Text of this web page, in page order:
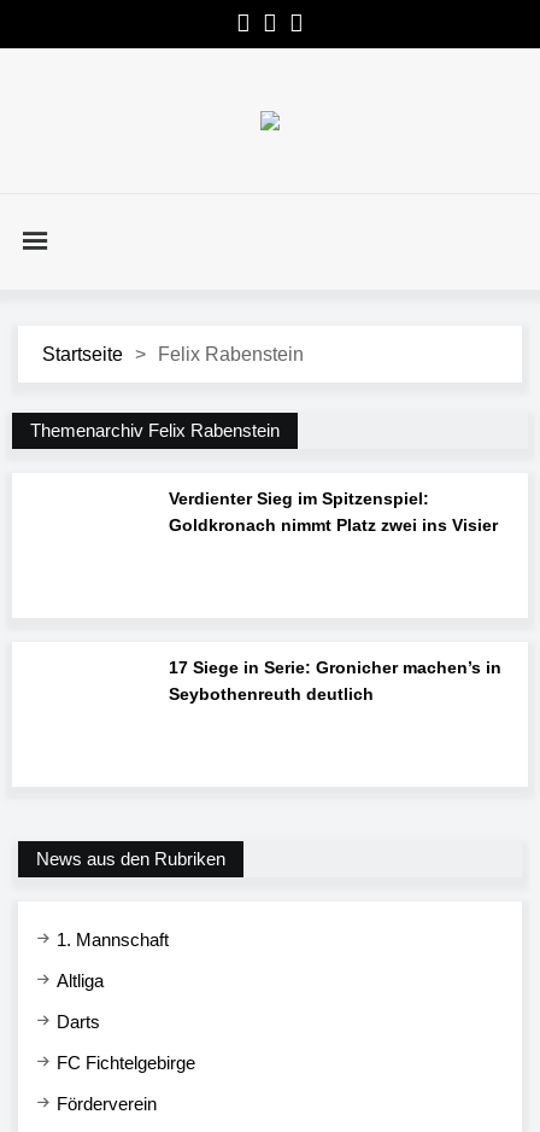
Startseite > Felix Rabenstein
Themenarchiv Felix Rabenstein
Verdienter Sieg im Spitzenspiel:
Goldkronach nimmt Platz zwei ins Visier
17 Siege in Serie: Gronicher machen’s in
Seybothenreuth deutlich
News aus den Rubriken
1. Mannschaft
Altliga
Darts
FC Fichtelgebirge
Förderverein